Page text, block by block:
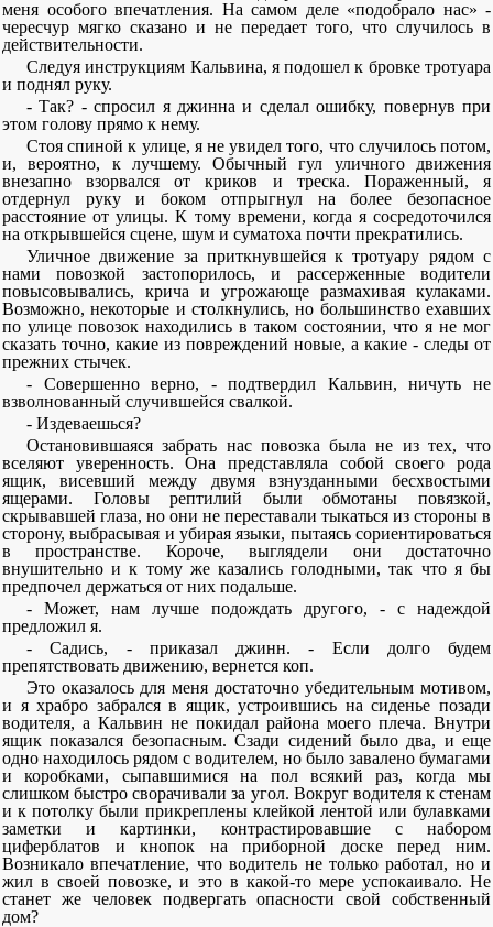
меня особого впечатления. На самом деле «подобрало нас» -
чересчур мягко сказано и не передает того, что случилось в
действительности.
Следуя инструкциям Кальвина, я подошел к бровке тротуара
и поднял руку.
- Так? - спросил я джинна и сделал ошибку, повернув при
этом голову прямо к нему.
Стоя спиной к улице, я не увидел того, что случилось потом,
и, вероятно, к лучшему. Обычный гул уличного движения
внезапно взорвался от криков и треска. Пораженный, я
отдернул руку и боком отпрыгнул на более безопасное
расстояние от улицы. К тому времени, когда я сосредоточился
на открывшейся сцене, шум и суматоха почти прекратились.
Уличное движение за приткнувшейся к тротуару рядом с
нами повозкой застопорилось, и рассерженные водители
повысовывались, крича и угрожающе размахивая кулаками.
Возможно, некоторые и столкнулись, но большинство ехавших
по улице повозок находились в таком состоянии, что я не мог
сказать точно, какие из повреждений новые, а какие - следы от
прежних стычек.
- Совершенно верно, - подтвердил Кальвин, ничуть не
взволнованный случившейся свалкой.
- Издеваешься?
Остановившаяся забрать нас повозка была не из тех, что
вселяют уверенность. Она представляла собой своего рода
ящик, висевший между двумя взнузданными бесхвостыми
ящерами. Головы рептилий были обмотаны повязкой,
скрывавшей глаза, но они не переставали тыкаться из стороны в
сторону, выбрасывая и убирая языки, пытаясь сориентироваться
в пространстве. Короче, выглядели они достаточно
внушительно и к тому же казались голодными, так что я бы
предпочел держаться от них подальше.
- Может, нам лучше подождать другого, - с надеждой
предложил я.
- Садись, - приказал джинн. - Если долго будем
препятствовать движению, вернется коп.
Это оказалось для меня достаточно убедительным мотивом,
и я храбро забрался в ящик, устроившись на сиденье позади
водителя, а Кальвин не покидал района моего плеча. Внутри
ящик показался безопасным. Сзади сидений было два, и еще
одно находилось рядом с водителем, но было завалено бумагами
и коробками, сыпавшимися на пол всякий раз, когда мы
слишком быстро сворачивали за угол. Вокруг водителя к стенам
и к потолку были прикреплены клейкой лентой или булавками
заметки и картинки, контрастировавшие с набором
циферблатов и кнопок на приборной доске перед ним.
Возникало впечатление, что водитель не только работал, но и
жил в своей повозке, и это в какой-то мере успокаивало. Не
станет же человек подвергать опасности свой собственный
дом?